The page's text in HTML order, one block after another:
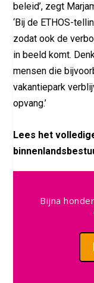
beleid’, zegt
‘Bij de ETHOS-
zodat ook de
in beeld komt.
mensen die
vakantiepark
opvang.’
Lees het
Bijna